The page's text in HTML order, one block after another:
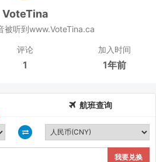
VoteTina
被听到www.VoteTina.ca
评论
1
加入时间
1年前
航班查询
我要兑换